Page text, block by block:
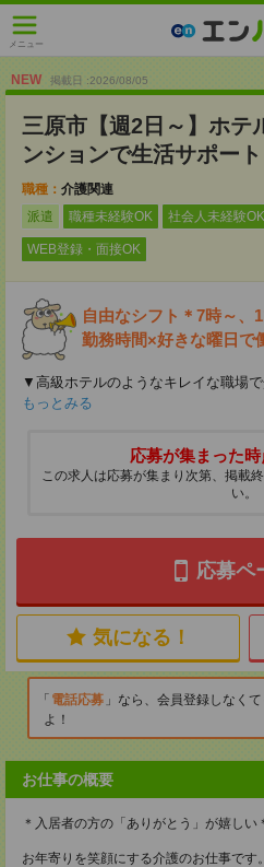
メニュー
NEW 掲載日 :2026/08/05
三原市【週2日～】ホテ
ンションで生活サポート
職種： 介護関連
派遣
職種未経験OK 社会人未経験OK
WEB登録・面接OK
自由なシフト＊7時～、
勤務時間×好きな曜日で
▼高級ホテルのようなキレイな職場
もっとみる
応募が集まった
この求人は応募が集まり次第、掲載
い。
応募ペ
気になる！
電話応募
なら、会員登録しなく
よ！
お仕事の概要
＊入居者の方の「ありがとう」が嬉しい
お年寄りを笑顔にする介護のお仕事です。